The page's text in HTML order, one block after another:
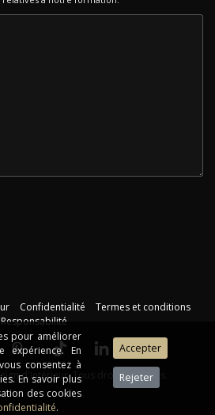
Confidentialité
Termes et conditions
Responsabilité
d'Intérieur. Tous droits réservés.
pour améliorer
En
consentez à
En savoir plus
des cookies
.